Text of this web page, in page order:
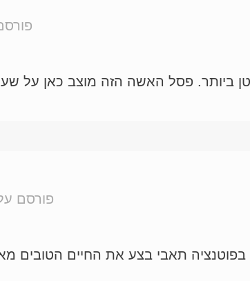
פסל האשה הזה מוצב כאן על
פורסם
תאבי בצע את החיים הטובים